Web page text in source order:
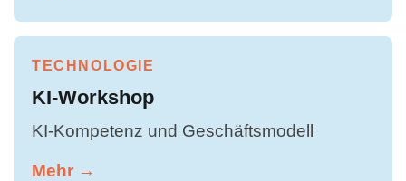
TECHNOLOGIE
KI-Workshop
KI-Kompetenz und Geschäftsmodell
Mehr →